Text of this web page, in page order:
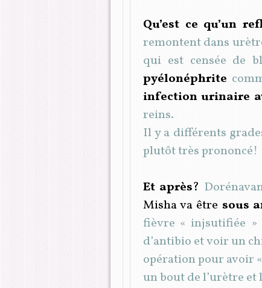
Qu’est ce qu’un
remontent dans
qui est censée de
pyélonéphrite
infection urinaire
reins.
Il y a différents
plutôt très prononcé!
Et après?
Misha va être sous
fièvre « injsutifiée »
d’antibio et voir un
opération pour avoir
un bout de l’urètre et